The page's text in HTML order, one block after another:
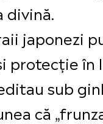
divină.
japonezi
protecție în
sub
că